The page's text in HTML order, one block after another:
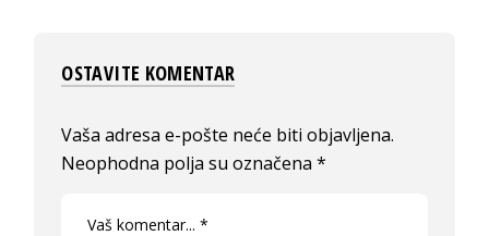
OSTAVITE KOMENTAR
Vaša adresa e-pošte neće biti objavljena.
Neophodna polja su označena*